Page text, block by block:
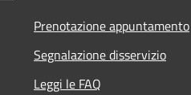
Prenotazione appuntamento
Segnalazione disservizio
Leggi le FAQ